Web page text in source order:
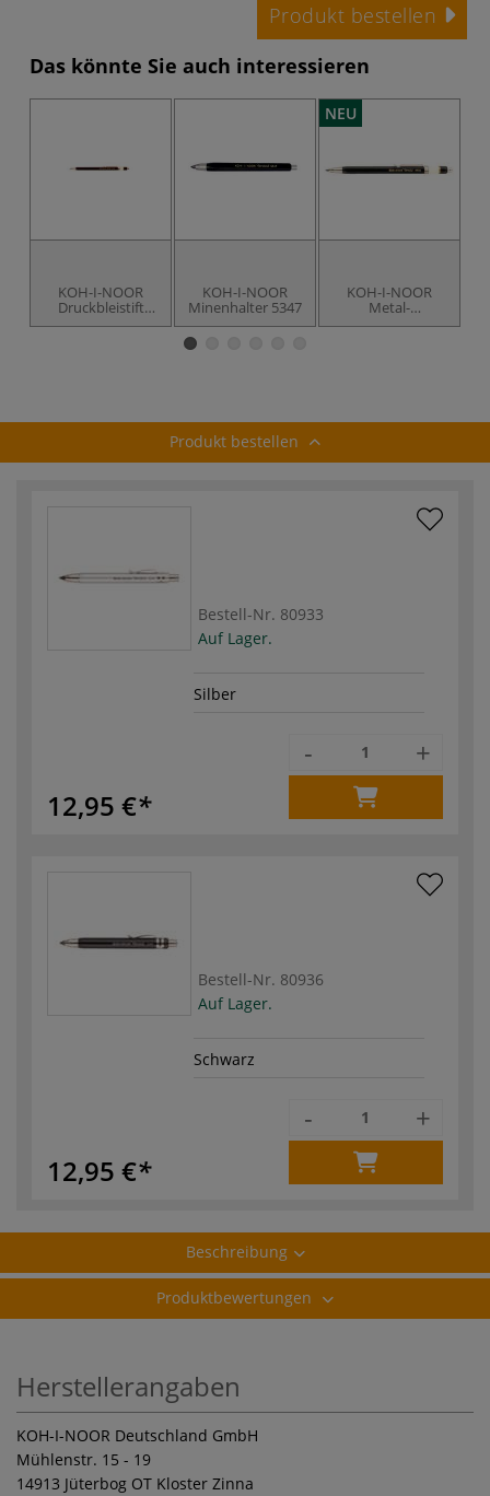
Produkt bestellen
Das könnte Sie auch interessieren
KOH-I-NOOR
Druckbleistift
Versatil 5900
KOH-I-NOOR
Minenhalter 5347
NEU
KOH-I-NOOR
Metal-
Druckbleistift
Produkt bestellen
Bestell-Nr. 80933
Auf Lager.
Silber
12,95 €
- +
Bestell-Nr. 80936
Auf Lager.
Schwarz
12,95 €
- +
Beschreibung
Produktbewertungen
Herstellerangaben
KOH-I-NOOR Deutschland GmbH
Mühlenstr. 15 - 19
14913 Jüterbog OT Kloster Zinna